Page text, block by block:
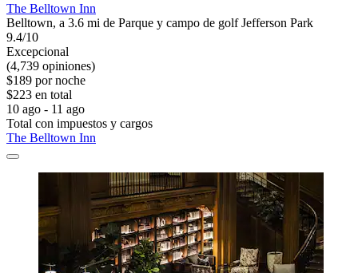
The Belltown Inn
Belltown, a 3.6 mi de Parque y campo de golf Jefferson Park
9.4/10
Excepcional
(4,739 opiniones)
$189 por noche
$223 en total
10 ago - 11 ago
Total con impuestos y cargos
The Belltown Inn